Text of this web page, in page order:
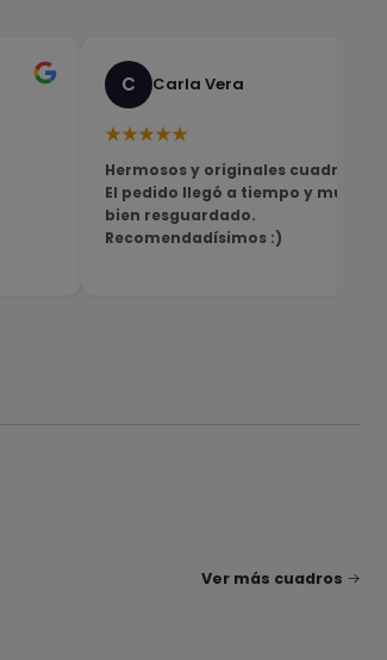
C Carla Vera
★★★★★
Hermosos y originales cuadros!
El pedido llegó a tiempo y muy
bien resguardado.
Recomendadísimos :)
Ver más cuadros